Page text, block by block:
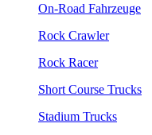
On-Road Fahrzeuge
Rock Crawler
Rock Racer
Short Course Trucks
Stadium Trucks